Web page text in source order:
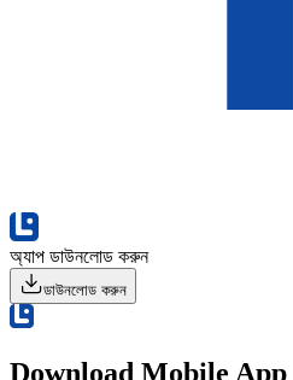
অ্যাপ ডাউনলোড করুন
ডাউনলোড করুন
Download Mobile App